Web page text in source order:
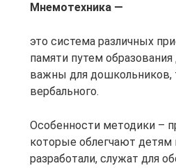
Мнемотехника —
это система различных
памяти путем
важны для дошкольников,
вербального.
Особенности методики –
которые облегчают
разработали, служат для